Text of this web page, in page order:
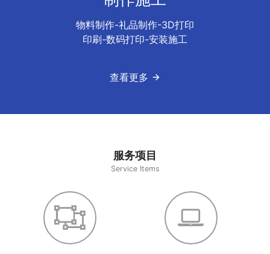
物料制作-礼品制作-3D打印
印刷-数码打印-安装施工
查看更多
服务项目
Service Items